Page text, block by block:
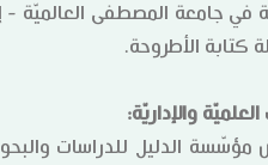
في جامعة المصطفى العالميّة -
كتابة الأطروحة.
والإداريّة:
مؤسّسة الدليل للدراسات